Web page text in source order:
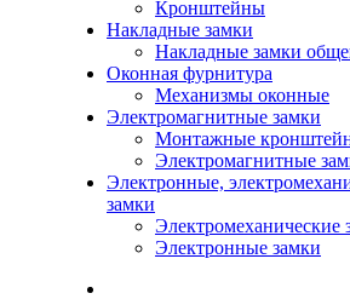
Кронштейны
Накладные замки
Накладные замки
Оконная фурнитура
Механизмы оконные
Электромагнитные замки
Монтажные
Электромагнитные
Электронные,
замки
Электромеханические
Электронные замки